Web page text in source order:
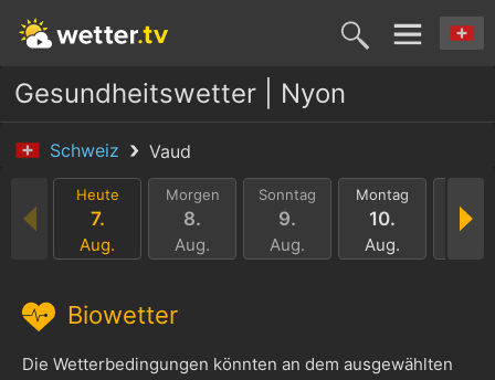
Gesundheitswetter | Nyon
Schweiz Vaud
Heute
7.
Aug.
Morgen
8.
Aug.
Sonntag
9.
Aug.
Montag
10.
Aug.
11.
Biowetter
Die Wetterbedingungen könnten an dem ausgewählten